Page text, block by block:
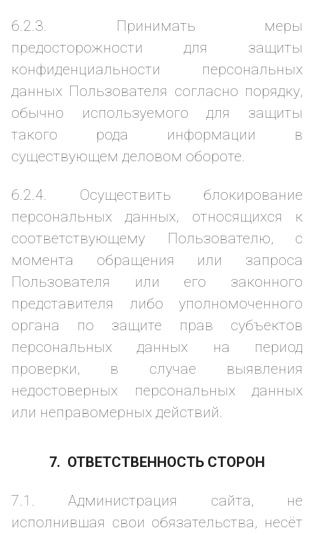
6.2.3. Принимать меры
предосторожности для защиты
конфиденциальности персональных
данных Пользователя согласно порядку,
обычно используемого для защиты
такого рода информации в
существующем деловом обороте.
6.2.4. Осуществить блокирование
персональных данных, относящихся к
соответствующему Пользователю, с
момента обращения или запроса
Пользователя или его законного
представителя либо уполномоченного
органа по защите прав субъектов
персональных данных на период
проверки, в случае выявления
недостоверных персональных данных
или неправомерных действий.
7. ОТВЕТСТВЕННОСТЬ СТОРОН
7.1. Администрация сайта, не
исполнившая свои обязательства, несёт